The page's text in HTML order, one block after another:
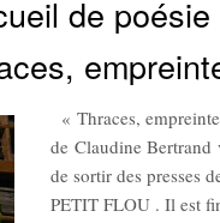
de poésie
« Thraces,
de Claudine Bertrand
de sortir des presses
PETIT FLOU . Il est